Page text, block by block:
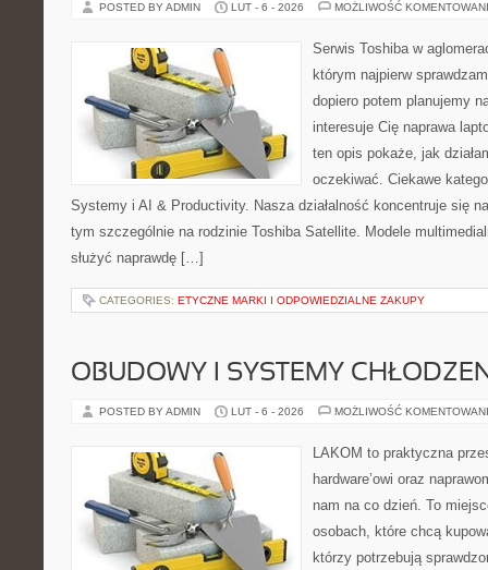
POSTED BY ADMIN LUT - 6 - 2026 MOŻLIWOŚĆ
Serwis Toshiba w
którym najpierw
dopiero potem planujemy
interesuje Cię naprawa
ten opis pokaże, jak
oczekiwać. Ciekawe
Systemy i AI & Productivity. Nasza działalność koncentruje się
tym szczególnie na rodzinie Toshiba Satellite. Modele
służyć naprawdę […]
CATEGORIES: ETYCZNE MARKI I ODPOWIEDZIALNE ZAKUPY
OBUDOWY I SYSTEMY
POSTED BY ADMIN LUT - 6 - 2026 MOŻLIWOŚĆ
LAKOM to praktyczna
hardware’owi oraz
nam na co dzień. To
osobach, które chcą
którzy potrzebują